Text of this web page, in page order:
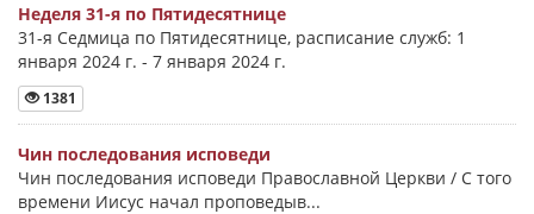
Неделя 31-я по Пятидесятнице
31-я Седмица по Пятидесятнице, расписание служб: 1
января 2024 г. - 7 января 2024 г.
1381
Чин последования исповеди
Чин последования исповеди Православной Церкви / С того
времени Иисус начал проповедыв...